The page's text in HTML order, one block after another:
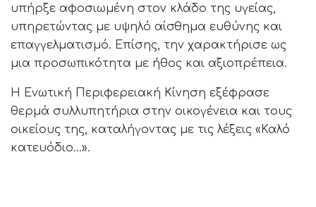
υπήρξε αφοσιωμένη στον κλάδο της υγείας,
υπηρετώντας με υψηλό αίσθημα ευθύνης και
επαγγελματισμό. Επίσης, την χαρακτήρισε ως
μια προσωπικότητα με ήθος και αξιοπρέπεια.
Η Ενωτική Περιφερειακή Κίνηση εξέφρασε
θερμά συλλυπητήρια στην οικογένεια και τους
οικείους της, καταλήγοντας με τις λέξεις «Καλό
κατευόδιο…».